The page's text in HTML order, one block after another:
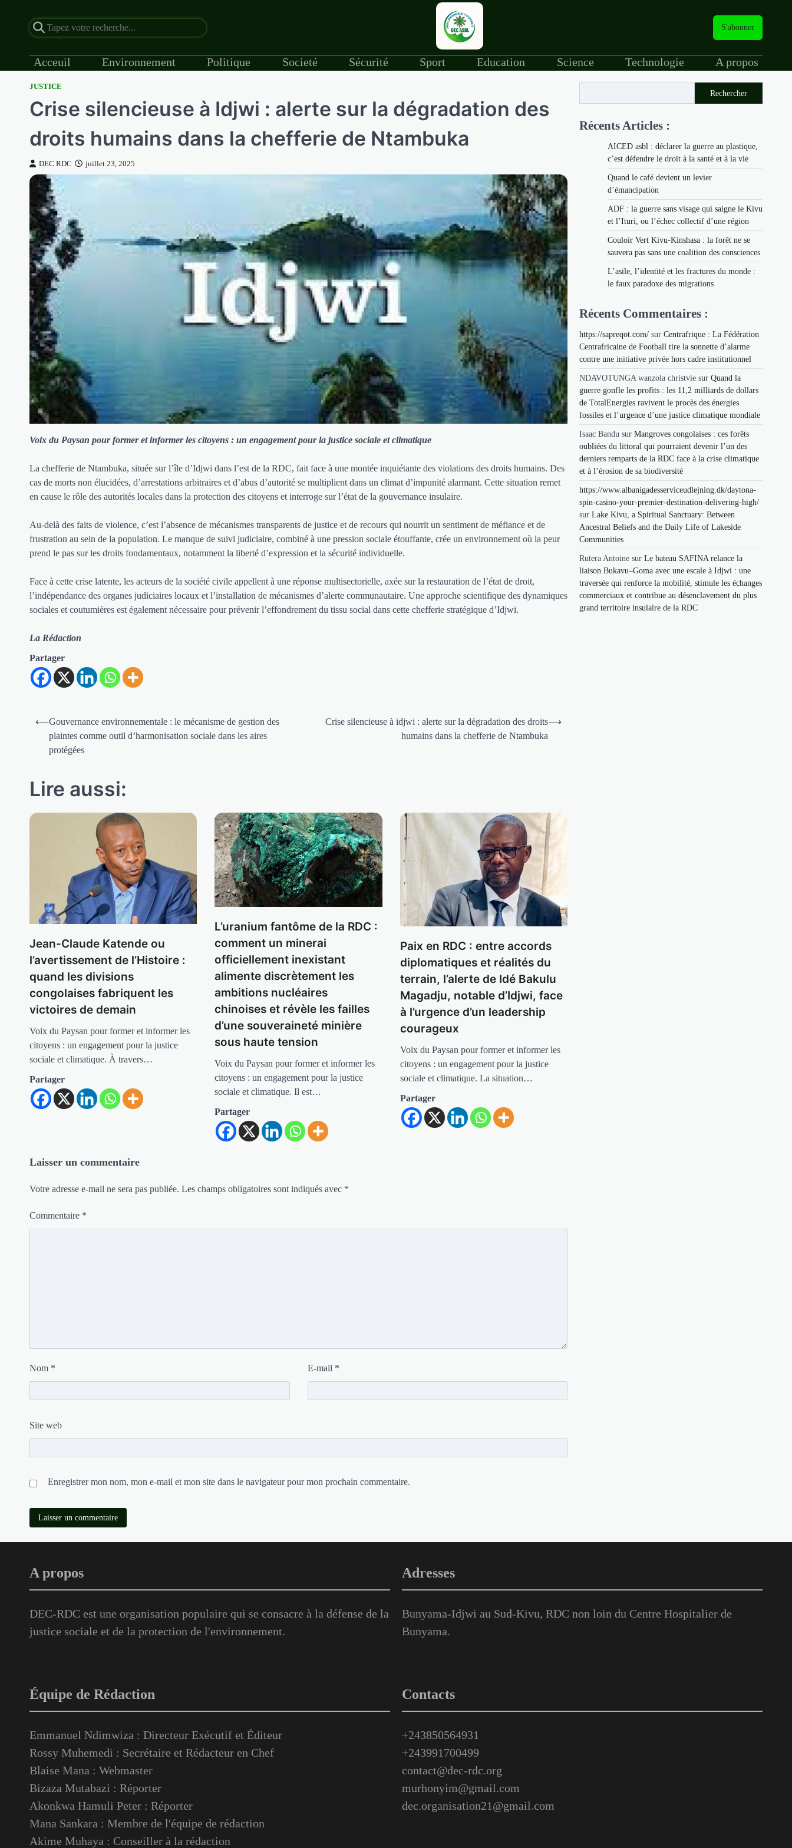
S'abonner
Acceuil Environnement Politique Societé Sécurité Sport Education Science Technologie A propos
JUSTICE
Crise silencieuse à Idjwi : alerte sur la dégradation des
droits humains dans la chefferie de Ntambuka
DEC RDC juillet 23, 2025
Voix du Paysan pour former et informer les citoyens : un engagement pour la justice sociale et climatique
La chefferie de Ntambuka, située sur l’île d’Idjwi dans l’est de la RDC, fait face à une montée inquiétante des violations des droits humains. Des
cas de morts non élucidées, d’arrestations arbitraires et d’abus d’autorité se multiplient dans un climat d’impunité alarmant. Cette situation remet
en cause le rôle des autorités locales dans la protection des citoyens et interroge sur l’état de la gouvernance insulaire.
Au-delà des faits de violence, c’est l’absence de mécanismes transparents de justice et de recours qui nourrit un sentiment de méfiance et de
frustration au sein de la population. Le manque de suivi judiciaire, combiné à une pression sociale étouffante, crée un environnement où la peur
prend le pas sur les droits fondamentaux, notamment la liberté d’expression et la sécurité individuelle.
Face à cette crise latente, les acteurs de la société civile appellent à une réponse multisectorielle, axée sur la restauration de l’état de droit,
l’indépendance des organes judiciaires locaux et l’installation de mécanismes d’alerte communautaire. Une approche scientifique des dynamiques
sociales et coutumières est également nécessaire pour prévenir l’effondrement du tissu social dans cette chefferie stratégique d’Idjwi.
La Rédaction
Partager
Navigation
l’article
⟵Gouvernance environnementale : le mécanisme de gestion des
plaintes comme outil d’harmonisation sociale dans les aires
protégées
Crise silencieuse à idjwi : alerte sur la dégradation des droits
humains dans la chefferie de Ntambuka
⟶
Lire aussi:
Jean-Claude Katende ou
l’avertissement de l’Histoire :
quand les divisions
congolaises fabriquent les
victoires de demain
Voix du Paysan pour former et informer les
citoyens : un engagement pour la justice
sociale et climatique. À travers…
Partager
L’uranium fantôme de la RDC :
comment un minerai
officiellement inexistant
alimente discrètement les
ambitions nucléaires
chinoises et révèle les failles
d’une souveraineté minière
sous haute tension
Voix du Paysan pour former et informer les
citoyens : un engagement pour la justice
sociale et climatique. Il est…
Partager
Paix en RDC : entre accords
diplomatiques et réalités du
terrain, l’alerte de Idé Bakulu
Magadju, notable d’Idjwi, face
à l’urgence d’un leadership
courageux
Voix du Paysan pour former et informer les
citoyens : un engagement pour la justice
sociale et climatique. La situation…
Partager
Laisser un commentaire
Votre adresse e-mail ne sera pas publiée. Les champs obligatoires sont indiqués avec *
Commentaire *
Nom * E-mail *
Site web
Enregistrer mon nom, mon e-mail et mon site dans le navigateur pour mon prochain commentaire.
Rechercher
Récents Articles :
AICED asbl : déclarer la guerre au plastique,
c’est défendre le droit à la santé et à la vie
Quand le café devient un levier
d’émancipation
ADF : la guerre sans visage qui saigne le Kivu
et l’Ituri, ou l’échec collectif d’une région
Couloir Vert Kivu-Kinshasa : la forêt ne se
sauvera pas sans une coalition des consciences
L’asile, l’identité et les fractures du monde :
le faux paradoxe des migrations
Récents Commentaires :
https://sapreqot.com/ sur Centrafrique : La Fédération
Centrafricaine de Football tire la sonnette d’alarme
contre une initiative privée hors cadre institutionnel
NDAVOTUNGA wanzola christvie sur Quand la
guerre gonfle les profits : les 11,2 milliards de dollars
de TotalEnergies ravivent le procès des énergies
fossiles et l’urgence d’une justice climatique mondiale
Isaac Bandu sur Mangroves congolaises : ces forêts
oubliées du littoral qui pourraient devenir l’un des
derniers remparts de la RDC face à la crise climatique
et à l’érosion de sa biodiversité
https://www.albanigadesserviceudlejning.dk/daytona-
spin-casino-your-premier-destination-delivering-high/
sur Lake Kivu, a Spiritual Sanctuary: Between
Ancestral Beliefs and the Daily Life of Lakeside
Communities
Rutera Antoine sur Le bateau SAFINA relance la
liaison Bukavu–Goma avec une escale à Idjwi : une
traversée qui renforce la mobilité, stimule les échanges
commerciaux et contribue au désenclavement du plus
grand territoire insulaire de la RDC
A propos
DEC-RDC est une organisation populaire qui se consacre à la défense de la
justice sociale et de la protection de l'environnement.
Adresses
Bunyama-Idjwi au Sud-Kivu, RDC non loin du Centre Hospitalier de
Bunyama.
Équipe de Rédaction
Emmanuel Ndimwiza : Directeur Exécutif et Éditeur
Rossy Muhemedi : Secrétaire et Rédacteur en Chef
Blaise Mana : Webmaster
Bizaza Mutabazi : Réporter
Akonkwa Hamuli Peter : Réporter
Mana Sankara : Membre de l'équipe de rédaction
Akime Muhaya : Conseiller à la rédaction
Contacts
+243850564931
+243991700499
contact@dec-rdc.org
murhonyim@gmail.com
dec.organisation21@gmail.com